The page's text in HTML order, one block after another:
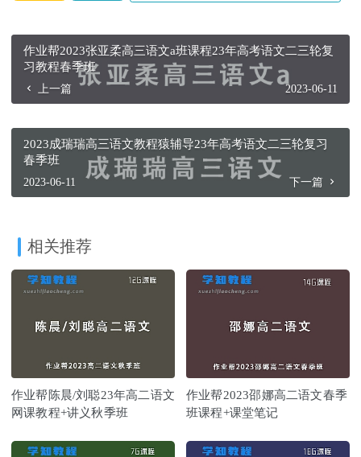
作业帮2023张亚柔高三语文a班课程23年高考语文二三轮复
习教程春季班
上一篇 2023-06-11
2023成瑞瑞高三语文教程猿辅导23年高考语文二三轮复习
春季班
2023-06-11 下一篇
相关推荐
作业帮陈晨/刘聪23年高二语文
网课教程+讲义秋季班
作业帮2023邵娜高二语文春季
班课程+课堂笔记